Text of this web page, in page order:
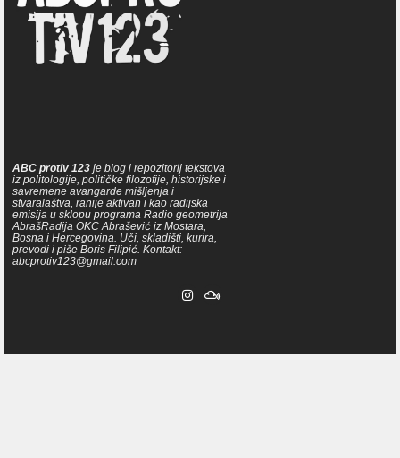
ABC protiv 123 je blog i repozitorij tekstova
iz politologije, političke filozofije, historijske i
savremene avangarde mišljenja i
stvaralaštva, ranije aktivan i kao radijska
emisija u sklopu programa Radio geometrija
AbrašRadija OKC Abrašević iz Mostara,
Bosna i Hercegovina. Uči, skladišti, kurira,
prevodi i piše Boris Filipić. Kontakt:
abcprotiv123@gmail.com